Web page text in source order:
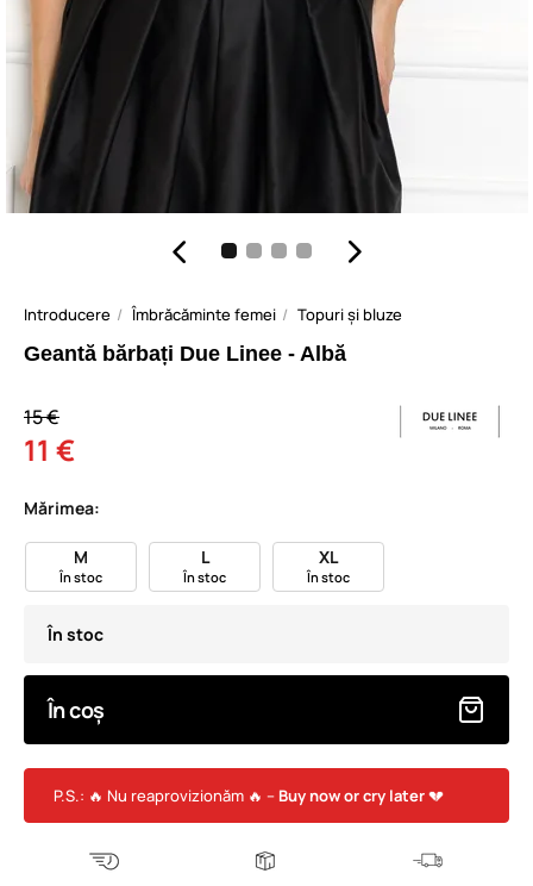
Introducere Îmbrăcăminte femei Topuri și bluze
Geantă bărbați Due Linee - Albă
15 €
11 €
Mărimea:
M
În stoc
L
În stoc
XL
În stoc
În stoc
În coș
P.S.: 🔥 Nu reaprovizionăm 🔥 – Buy now or cry later💔